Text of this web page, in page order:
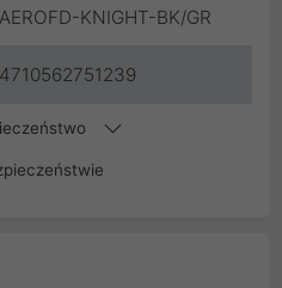
AEROFD-KNIGHT-BK/GR
4710562751239